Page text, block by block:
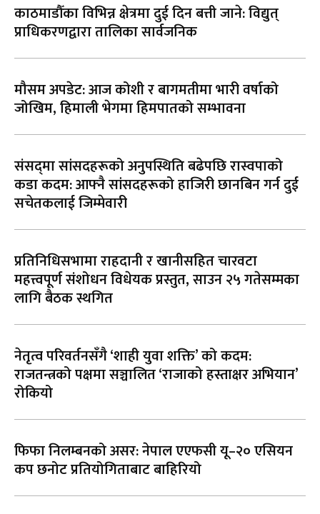
काठमाडौँका विभिन्न क्षेत्रमा दुई दिन बत्ती जाने: विद्युत्
प्राधिकरणद्वारा तालिका सार्वजनिक
मौसम अपडेट: आज कोशी र बागमतीमा भारी वर्षाको
जोखिम, हिमाली भेगमा हिमपातको सम्भावना
संसद्‌मा सांसदहरूको अनुपस्थिति बढेपछि रास्वपाको
कडा कदम: आफ्नै सांसदहरूको हाजिरी छानबिन गर्न दुई
सचेतकलाई जिम्मेवारी
प्रतिनिधिसभामा राहदानी र खानीसहित चारवटा
महत्त्वपूर्ण संशोधन विधेयक प्रस्तुत, साउन २५ गतेसम्मका
लागि बैठक स्थगित
नेतृत्व परिवर्तनसँगै ‘शाही युवा शक्ति’ को कदम:
राजतन्त्रको पक्षमा सञ्चालित ‘राजाको हस्ताक्षर अभियान’
रोकियो
फिफा निलम्बनको असर: नेपाल एएफसी यू–२० एसियन
कप छनोट प्रतियोगिताबाट बाहिरियो